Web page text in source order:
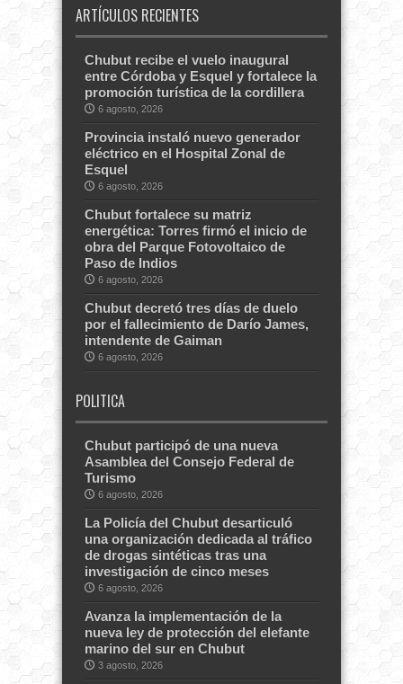
ARTÍCULOS RECIENTES
Chubut recibe el vuelo inaugural
entre Córdoba y Esquel y fortalece la
promoción turística de la cordillera
6 agosto, 2026
Provincia instaló nuevo generador
eléctrico en el Hospital Zonal de
Esquel
6 agosto, 2026
Chubut fortalece su matriz
energética: Torres firmó el inicio de
obra del Parque Fotovoltaico de
Paso de Indios
6 agosto, 2026
Chubut decretó tres días de duelo
por el fallecimiento de Darío James,
intendente de Gaiman
6 agosto, 2026
POLITICA
Chubut participó de una nueva
Asamblea del Consejo Federal de
Turismo
6 agosto, 2026
La Policía del Chubut desarticuló
una organización dedicada al tráfico
de drogas sintéticas tras una
investigación de cinco meses
6 agosto, 2026
Avanza la implementación de la
nueva ley de protección del elefante
marino del sur en Chubut
3 agosto, 2026